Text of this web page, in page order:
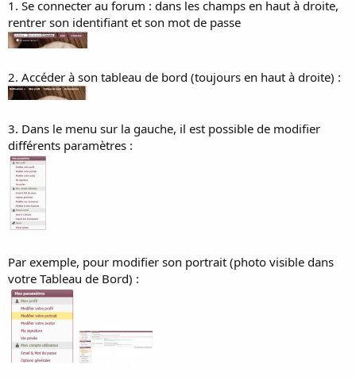
1. Se connecter au forum : dans les champs en haut à droite,
rentrer son identifiant et son mot de passe
2. Accéder à son tableau de bord (toujours en haut à droite) :
3. Dans le menu sur la gauche, il est possible de modifier
différents paramètres :
Par exemple, pour modifier son portrait (photo visible dans
votre Tableau de Bord) :